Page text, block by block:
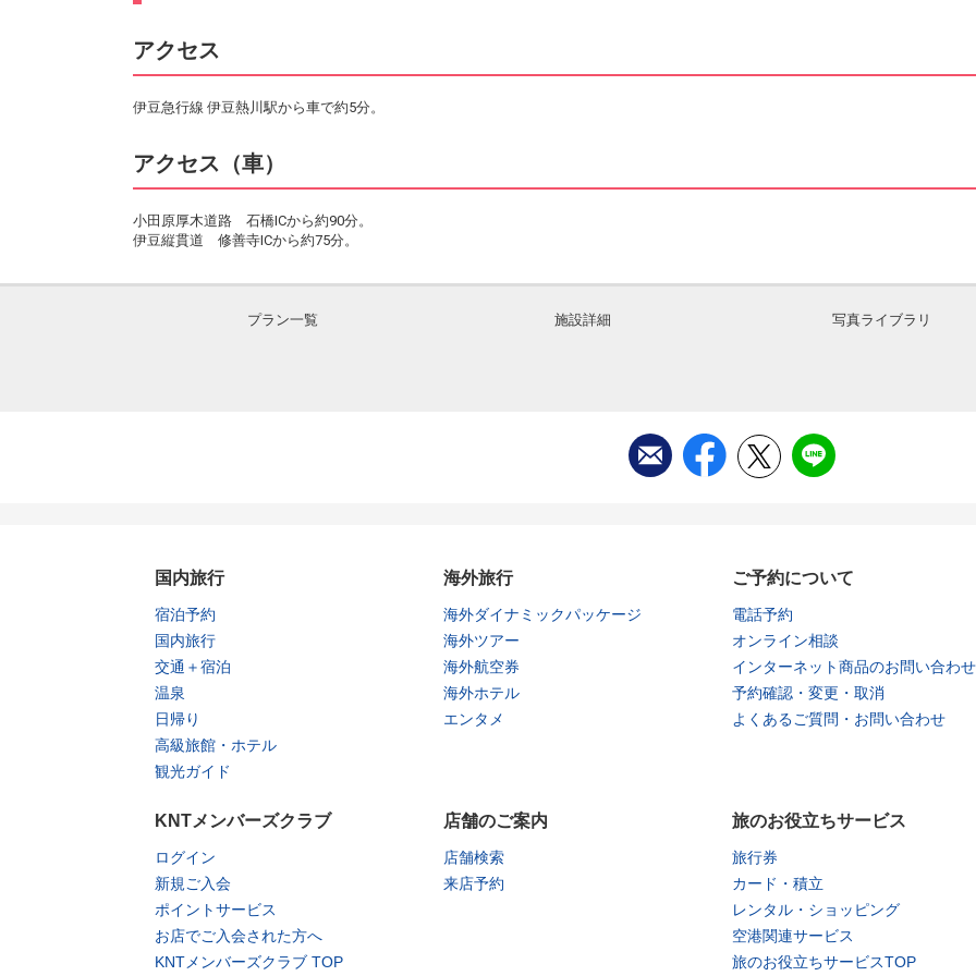
アクセス
伊豆急行線 伊豆熱川駅から車で約5分。
アクセス（車）
小田原厚木道路 石橋ICから約90分。
伊豆縦貫道 修善寺ICから約75分。
プラン一覧 施設詳細 写真ライブラリ
国内旅行
宿泊予約
国内旅行
交通＋宿泊
温泉
日帰り
高級旅館・ホテル
観光ガイド
海外旅行
海外ダイナミックパッケージ
海外ツアー
海外航空券
海外ホテル
エンタメ
ご予約について
電話予約
オンライン相談
インターネット商品のお問い合わせ
予約確認・変更・取消
よくあるご質問・お問い合わせ
KNTメンバーズクラブ
ログイン
新規ご入会
ポイントサービス
お店でご入会された方へ
KNTメンバーズクラブ TOP
店舗のご案内
店舗検索
来店予約
旅のお役立ちサービス
旅行券
カード・積立
レンタル・ショッピング
空港関連サービス
旅のお役立ちサービスTOP